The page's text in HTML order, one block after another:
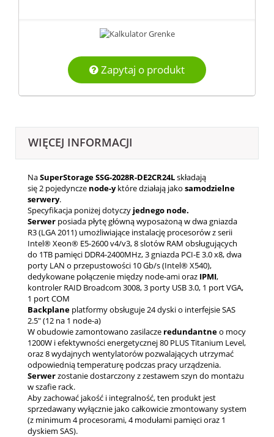
Zapytaj o produkt
WIĘCEJ INFORMACJI
NaSuperStorage SSG-2028R-DE2CR24Lskładają
się 2 pojedyncze node-yktóre działają jako samodzielne
serwery.
Specyfikacja poniżej dotyczy jednego node.
Serwer posiada płytę główną wyposażoną w dwa gniazda
R3 (LGA 2011) umożliwiające instalację procesorów z serii
Intel® Xeon® E5-2600 v4/v3, 8 slotów RAM obsługujących
do 1TB pamięci DDR4-2400MHz, 3 gniazda PCI-E 3.0 x8, dwa
porty LAN o przepustowości 10 Gb/s (Intel® X540),
dedykowane połączenie między node-ami oraz IPMI,
kontroler RAID Broadcom 3008, 3 porty USB 3.0, 1 port VGA,
1 port COM
Backplane platformy obsługuje 24 dyski o interfejsie SAS
2.5" (12 na 1 node-a)
W obudowie zamontowano zasilacze redundantneo mocy
1200W i efektywności energetycznej 80 PLUS Titanium Level,
oraz 8 wydajnych wentylatorów pozwalających utrzymać
odpowiednią temperaturę podczas pracy urządzenia.
Serwerzostanie dostarczony z zestawem szyn do montażu
w szafie rack.
Aby zachować jakość i integralność, ten produkt jest
sprzedawany wyłącznie jako całkowicie zmontowany system
(z minimum 4 procesorami, 4 modułami pamięci oraz 1
dyskiem SAS).